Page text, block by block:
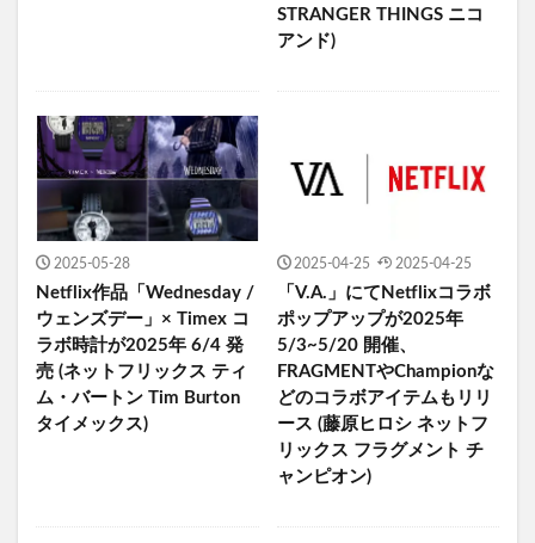
STRANGER THINGS ニコ
アンド)
2025-05-28
Netflix作品「Wednesday /
ウェンズデー」× Timex コ
ラボ時計が2025年 6/4 発
売 (ネットフリックス ティ
ム・バートン Tim Burton
タイメックス)
2025-04-25 2025-04-25
「V.A.」にてNetflixコラボ
ポップアップが2025年
5/3~5/20 開催、
FRAGMENTやChampionな
どのコラボアイテムもリリ
ース (藤原ヒロシ ネットフ
リックス フラグメント チ
ャンピオン)